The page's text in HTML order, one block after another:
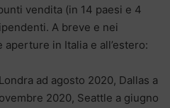
vendita (in 14 paesi e 4
A breve e nei
in Italia e all’estero:
ad agosto 2020, Dallas a
2020, Seattle a giugno